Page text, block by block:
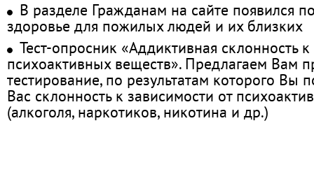
В разделе Гражданам на сайте появился
здоровье для пожилых людей и их близких
Тест-опросник «Аддиктивная склонность
психоактивных веществ». Предлагаем Вам
тестирование, по результатам которого Вы
Вас склонность к зависимости от
(алкоголя, наркотиков, никотина и др.)